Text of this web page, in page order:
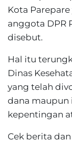
Kota
anggota DPR
disebut.
Hal itu
Dinas
yang telah
dana maupun
kepentingan
Cek berita